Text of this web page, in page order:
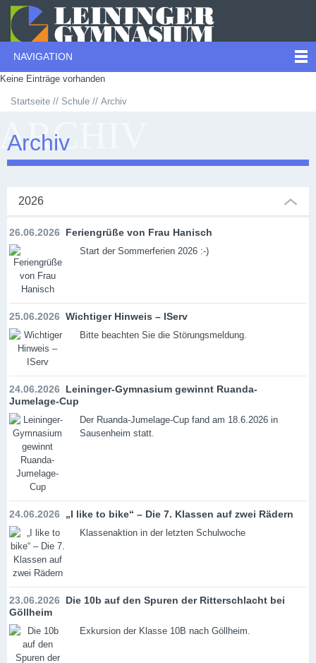
NAVIGATION
Keine Einträge vorhanden
Startseite Schule Archiv
Archiv
2026
26.06.2026 Feriengrüße von Frau Hanisch
Start der Sommerferien 2026 :-)
25.06.2026 Wichtiger Hinweis – IServ
Bitte beachten Sie die Störungsmeldung.
24.06.2026 Leininger-Gymnasium gewinnt Ruanda-
Jumelage-Cup
Der Ruanda-Jumelage-Cup fand am 18.6.2026 in
Sausenheim statt.
24.06.2026 „I like to bike“ – Die 7. Klassen auf zwei Rädern
Klassenaktion in der letzten Schulwoche
23.06.2026 Die 10b auf den Spuren der Ritterschlacht bei
Göllheim
Exkursion der Klasse 10B nach Göllheim.